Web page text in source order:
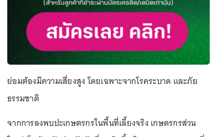
ย่อมต้องมีความเสี่ยงสูง โดยเฉพาะจากโรคระบาด และภัย
ธรรมชาติ
จากการลงพบปะเกษตรกรในพื้นที่เลี้ยงจริง เกษตรกรส่วน